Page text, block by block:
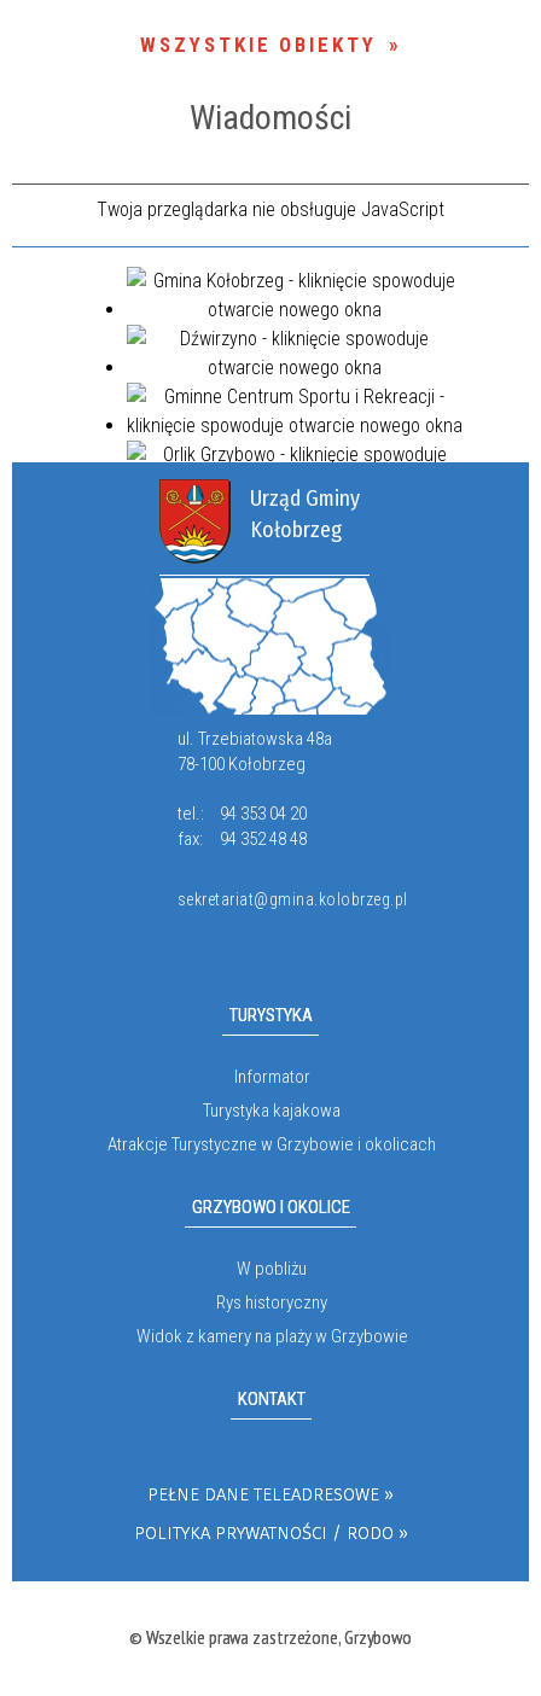
WSZYSTKIE OBIEKTY
Wiadomości
Twoja przeglądarka nie obsługuje JavaScript
Urząd Gminy
Kołobrzeg
ul. Trzebiatowska 48a
78-100 Kołobrzeg
tel.:
94 353 04 20
fax:
94 352 48 48
sekretariat@gmina.kolobrzeg.pl
TURYSTYKA
Informator
Turystyka kajakowa
Atrakcje Turystyczne w Grzybowie i okolicach
GRZYBOWO I OKOLICE
W pobliżu
Rys historyczny
Widok z kamery na plaży w Grzybowie
KONTAKT
PEŁNE DANE TELEADRESOWE
POLITYKA PRYWATNOŚCI / RODO
© Wszelkie prawa zastrzeżone, Grzybowo